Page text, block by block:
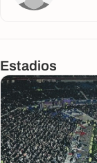
Estadios